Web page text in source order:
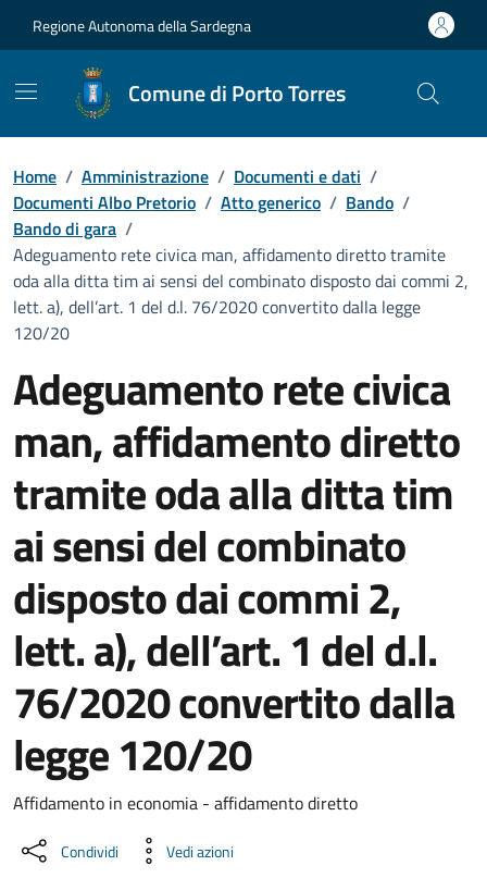
Regione Autonoma della Sardegna
Comune di Porto Torres
Home / Amministrazione / Documenti e dati /
Documenti Albo Pretorio / Atto generico / Bando /
Bando di gara /
Adeguamento rete civica man, affidamento diretto tramite
oda alla ditta tim ai sensi del combinato disposto dai commi 2,
lett. a), dell’art. 1 del d.l. 76/2020 convertito dalla legge
120/20
Adeguamento rete civica
man, affidamento diretto
tramite oda alla ditta tim
ai sensi del combinato
disposto dai commi 2,
lett. a), dell’art. 1 del d.l.
76/2020 convertito dalla
legge 120/20
Dettaglio del documento
Affidamento in economia - affidamento diretto
Condividi Vedi azioni